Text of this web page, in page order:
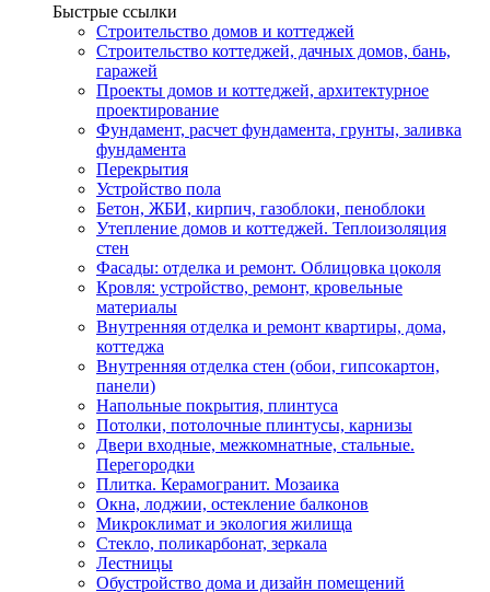
Быстрые ссылки
Строительство домов и коттеджей
Строительство коттеджей, дачных домов, бань,
гаражей
Проекты домов и коттеджей, архитектурное
проектирование
Фундамент, расчет фундамента, грунты, заливка
фундамента
Перекрытия
Устройство пола
Бетон, ЖБИ, кирпич, газоблоки, пеноблоки
Утепление домов и коттеджей. Теплоизоляция
стен
Фасады: отделка и ремонт. Облицовка цоколя
Кровля: устройство, ремонт, кровельные
материалы
Внутренняя отделка и ремонт квартиры, дома,
коттеджа
Внутренняя отделка стен (обои, гипсокартон,
панели)
Напольные покрытия, плинтуса
Потолки, потолочные плинтусы, карнизы
Двери входные, межкомнатные, стальные.
Перегородки
Плитка. Керамогранит. Мозаика
Окна, лоджии, остекление балконов
Микроклимат и экология жилища
Стекло, поликарбонат, зеркала
Лестницы
Обустройство дома и дизайн помещений